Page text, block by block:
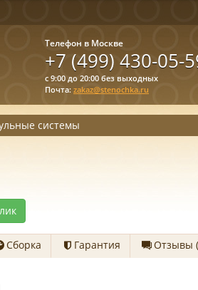
Телефон в Москве
+7 (499) 430-05-
с 9:00 до 20:00 без выходных
Почта: zakaz@stenochka.ru
системы
Сборка Гарантия
Отзывы